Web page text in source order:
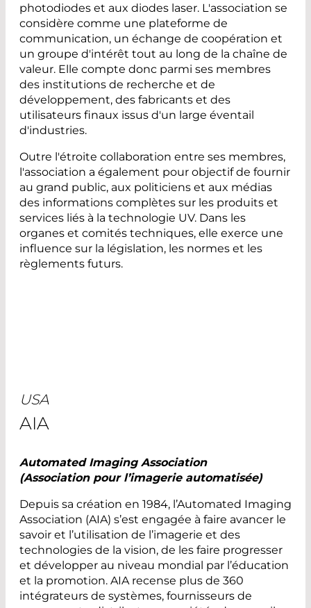
photodiodes et aux diodes laser. L'association se
considère comme une plateforme de
communication, un échange de coopération et
un groupe d'intérêt tout au long de la chaîne de
valeur. Elle compte donc parmi ses membres
des institutions de recherche et de
développement, des fabricants et des
utilisateurs finaux issus d'un large éventail
d'industries.
Outre l'étroite collaboration entre ses membres,
l'association a également pour objectif de fournir
au grand public, aux politiciens et aux médias
des informations complètes sur les produits et
services liés à la technologie UV. Dans les
organes et comités techniques, elle exerce une
influence sur la législation, les normes et les
règlements futurs.
USA
AIA
Automated Imaging Association
(Association pour l’imagerie automatisée)
Depuis sa création en 1984, l’Automated Imaging
Association (AIA) s’est engagée à faire avancer le
savoir et l’utilisation de l’imagerie et des
technologies de la vision, de les faire progresser
et développer au niveau mondial par l’éducation
et la promotion. AIA recense plus de 360
intégrateurs de systèmes, fournisseurs de